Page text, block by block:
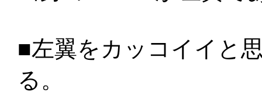
■左翼をカッコイイと
る。